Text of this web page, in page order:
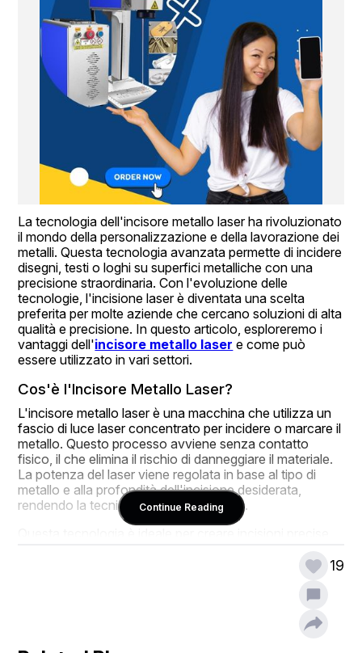
La tecnologia dell'incisore metallo laser ha rivoluzionato
il mondo della personalizzazione e della lavorazione dei
metalli. Questa tecnologia avanzata permette di incidere
disegni, testi o loghi su superfici metalliche con una
precisione straordinaria. Con l'evoluzione delle
tecnologie, l'incisione laser è diventata una scelta
preferita per molte aziende che cercano soluzioni di alta
qualità e precisione. In questo articolo, esploreremo i
vantaggi dell'incisore metallo laser e come può
essere utilizzato in vari settori.
Cos'è l'Incisore Metallo Laser?
L'incisore metallo laser è una macchina che utilizza un
fascio di luce laser concentrato per incidere o marcare il
metallo. Questo processo avviene senza contatto
fisico, il che elimina il rischio di danneggiare il materiale.
La potenza del laser viene regolata in base al tipo di
metallo e alla profondità dell'incisione desiderata,
rendendo la tecnica altamente versatile.
ottone e altri metalli. Grazie alla sua capacità di lavorare
Continue Reading
19